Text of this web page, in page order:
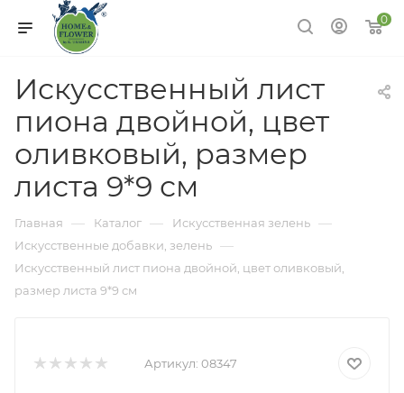
0
Искусственный лист
пиона двойной, цвет
оливковый, размер
листа 9*9 см
Главная — Каталог — Искусственная зелень —
Искусственные добавки, зелень —
Искусственный лист пиона двойной, цвет оливковый,
размер листа 9*9 см
Артикул: 08347